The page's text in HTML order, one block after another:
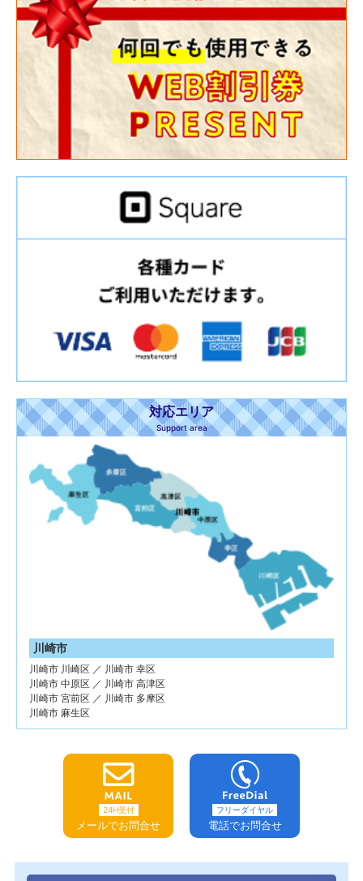
対応エリア
Support area
川崎市
川崎市 川崎区 ／ 川崎市 幸区
川崎市 中原区 ／ 川崎市 高津区
川崎市 宮前区 ／ 川崎市 多摩区
川崎市 麻生区
24H受付
メールでお問合せ
フリーダイヤル
電話でお問合せ